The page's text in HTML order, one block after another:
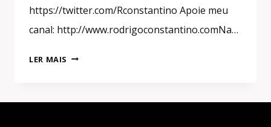
https://twitter.com/Rconstantino Apoie meu
canal: http://www.rodrigoconstantino.comNa…
LER MAIS #SHORTS
HISTÓRIA